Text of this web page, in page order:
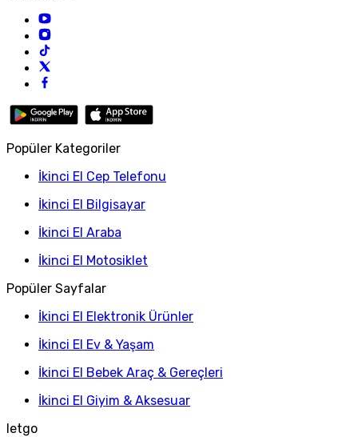
Popüler Kategoriler
İkinci El Cep Telefonu
İkinci El Bilgisayar
İkinci El Araba
İkinci El Motosiklet
Popüler Sayfalar
İkinci El Elektronik Ürünler
İkinci El Ev & Yaşam
İkinci El Bebek Araç & Gereçleri
İkinci El Giyim & Aksesuar
letgo